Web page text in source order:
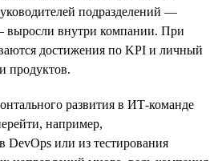
подразделений —
внутри компании. При
достижения по KPI и личный
продуктов.
развития в ИТ-команде
например,
DevOps или из тестирования